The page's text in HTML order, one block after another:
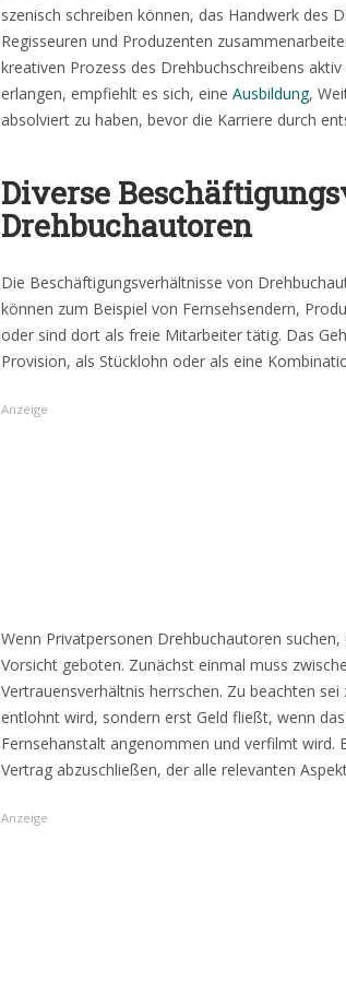
szenisch schreiben können, das Handwerk des
Regisseuren und Produzenten
kreativen Prozess des Drehbuchschreibens
erlangen, empfiehlt es sich, eine Ausbildung,
absolviert zu haben, bevor die Karriere durch
Diverse
Drehbuchautoren
Die Beschäftigungsverhältnisse von
können zum Beispiel von Fernsehsendern,
oder sind dort als freie Mitarbeiter tätig. Das
Provision, als Stücklohn oder als eine
Wenn Privatpersonen Drehbuchautoren
Vorsicht geboten. Zunächst einmal muss
Vertrauensverhältnis herrschen. Zu beachten
entlohnt wird, sondern erst Geld fließt, wenn
Fernsehanstalt angenommen und verfilmt wird.
Vertrag abzuschließen, der alle relevanten